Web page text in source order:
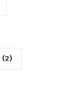
(2)